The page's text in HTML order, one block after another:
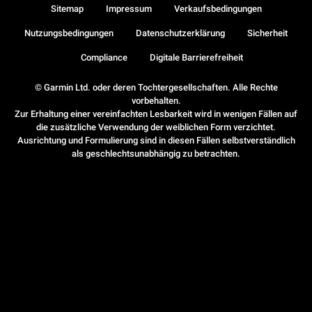
© Garmin Ltd. oder deren Tochtergesellschaften. Alle Rechte
vorbehalten.
Zur Erhaltung einer vereinfachten Lesbarkeit wird in wenigen Fällen auf
die zusätzliche Verwendung der weiblichen Form verzichtet.
Ausrichtung und Formulierung sind in diesen Fällen selbstverständlich
als geschlechtsunabhängig zu betrachten.
Sitemap Impressum Verkaufsbedingungen
Nutzungsbedingungen Datenschutzerklärung Sicherheit
Compliance Digitale Barrierefreiheit